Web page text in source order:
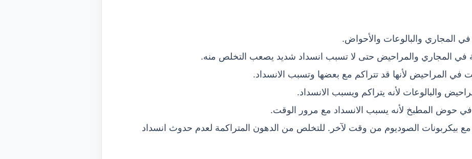
في المجاري والبالوعات والأحواض.
في المجاري والمراحيض حتى لا تسبب انسداد شديد يصعب التخلص منه.
في المراحيض لأنها قد تتراكم مع بعضها وتسبب الانسداد.
والبالوعات لأنه يتراكم ويسبب الانسداد.
في حوض المطبخ لأنه يسبب الانسداد مع مرور الوقت.
مع بيكربونات الصوديوم من وقت لآخر. للتخلص من الدهون المتراكمة لعدم حدوث انسداد